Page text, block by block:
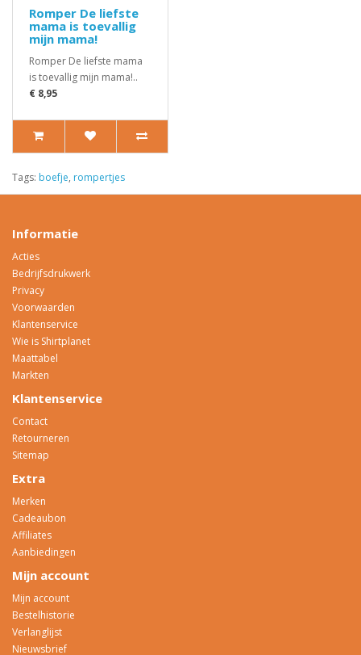
Romper De liefste
mama is toevallig
mijn mama!
Romper De liefste mama
is toevallig mijn mama!..
€ 8,95
Tags: boefje, rompertjes
Informatie
Acties
Bedrijfsdrukwerk
Privacy
Voorwaarden
Klantenservice
Wie is Shirtplanet
Maattabel
Markten
Klantenservice
Contact
Retourneren
Sitemap
Extra
Merken
Cadeaubon
Affiliates
Aanbiedingen
Mijn account
Mijn account
Bestelhistorie
Verlanglijst
Nieuwsbrief